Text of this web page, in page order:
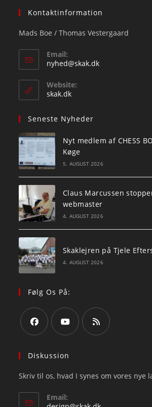
Kontaktinformation
Mads Boe / Thomas Vestergaard
Email:
nyhed@skak.dkOpens
Website:
skak.dk
Seneste Nyheder
Nyt medlem af CHESS
Køge
5. AUGUST 2026
Claus Marcussen
webmaster
4. AUGUST 2026
Skaklejren på Tjele
4. AUGUST 2026
Følg Os På:
in
new
tab
in
new
new
Diskussion
Skriv til os, hvad I synes om vores nye
Email: